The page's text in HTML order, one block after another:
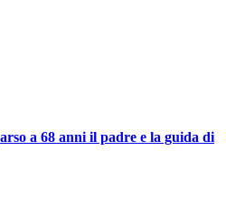
a 68 anni il padre e la guida di